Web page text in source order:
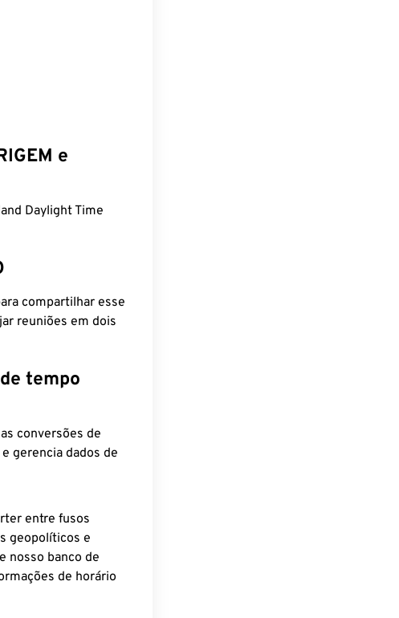
e
Daylight Time
compartilhar esse
reuniões em dois
tempo
conversões de
gerencia dados de
entre fusos
geopolíticos e
nosso banco de
de horário